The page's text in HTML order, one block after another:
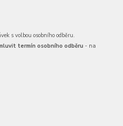
s volbou osobního odběru.
termín osobního odběru - na